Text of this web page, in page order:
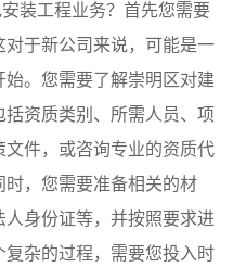
装工程业务？首先您需要
于新公司来说，可能是一
。您需要了解崇明区对建
资质类别、所需人员、项
文件，或咨询专业的资质代
，您需要准备相关的材
身份证等，并按照要求进
杂的过程，需要您投入时